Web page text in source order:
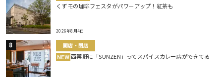
くずモの珈琲フェスタがパワーアップ！紅茶も
2026年8月4日
開店・閉店
NEW 西禁野に「SUNZEN」ってスパイスカレー店ができてる